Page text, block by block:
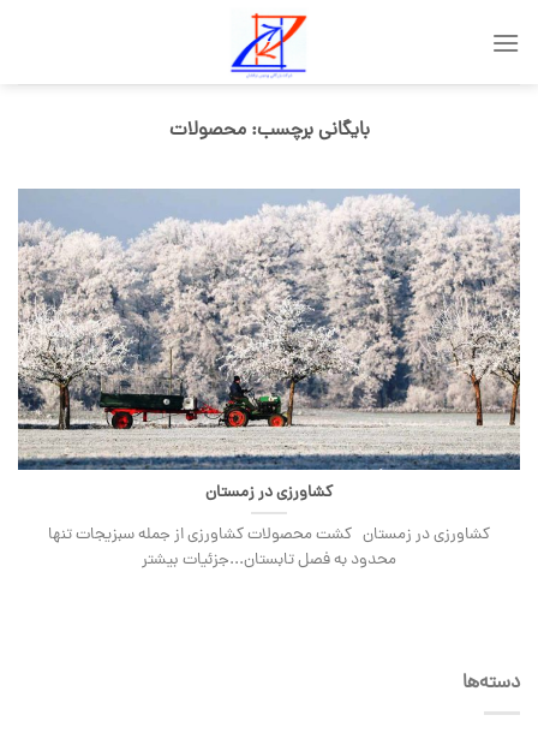
بایگانی برچسب:محصولات
دسته‌ها
کشاورزی در زمستان
کشاورزی در زمستان کشت محصولات کشاورزی از جمله سبزیجات تنها
محدود به فصل تابستان...جزئیات بیشتر